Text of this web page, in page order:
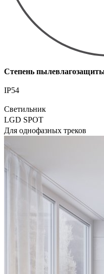
Степень
IP54
Светильник
LGD SPOT
Для однофазных треков